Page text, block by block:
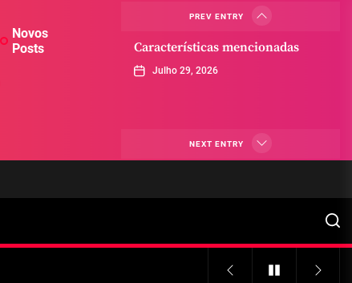
Novos
Posts
PREV ENTRY
Características mencionadas
Julho 29, 2026
Máquinas de jogo online
NEXT ENTRY